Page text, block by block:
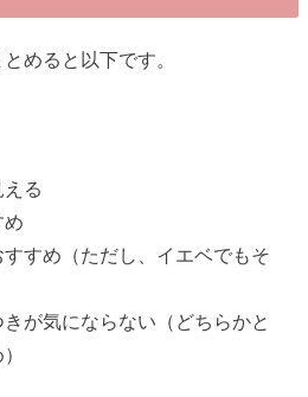
めると以下です。
る
すめ（ただし、イエベでもそ
が気にならない（どちらかと